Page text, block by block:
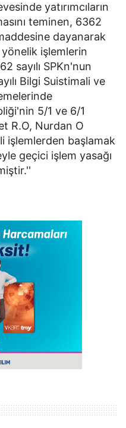
yatırımcıların
teminen, 6362
dayanarak
işlemlerin
sayılı SPKn'nun
Bilgi Suistimali ve
5/1 ve 6/1
R.O, Nurdan O
işlemlerden başlamak
geçici işlem yasağı